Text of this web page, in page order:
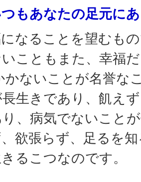
もあなたの足元に
なることを望むも
こともまた、幸福
かないことが名誉な
生きであり、飢え
、病気でないこと
欲張らず、足るを
るこつなのです。